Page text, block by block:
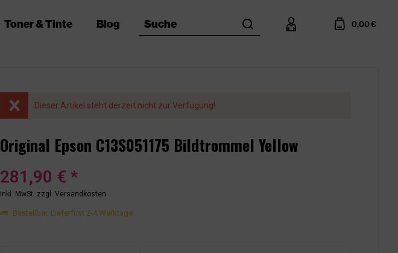
Toner & Tinte Blog Suche search account cart 0,00 €
Dieser Artikel steht derzeit nicht zur Verfügung!
Original Epson C13S051175 Bildtrommel Yellow
281,90 € *
inkl. MwSt. zzgl. Versandkosten
Bestellbar, Lieferfrist 2-4 Werktage